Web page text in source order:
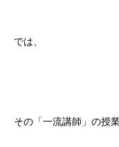
では、
その「一流講師」の授